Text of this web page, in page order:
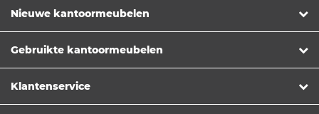
Nieuwe kantoormeubelen
Gebruikte kantoormeubelen
Klantenservice